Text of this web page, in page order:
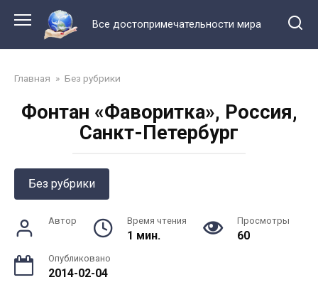
контенту
Все достопримечательности мира
Главная » Без рубрики
Фонтан «Фаворитка», Россия,
Санкт-Петербург
Без рубрики
Автор Время чтения
1 мин.
Просмотры
60
Опубликовано
2014-02-04